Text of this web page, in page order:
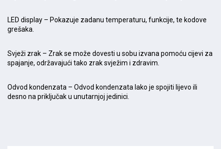
LED display – Pokazuje zadanu temperaturu, funkcije, te kodove
grešaka.
Svježi zrak – Zrak se može dovesti u sobu izvana pomoću cijevi za
spajanje, održavajući tako zrak svježim i zdravim.
Odvod kondenzata – Odvod kondenzata lako je spojiti lijevo ili
desno na priključak u unutarnjoj jedinici.